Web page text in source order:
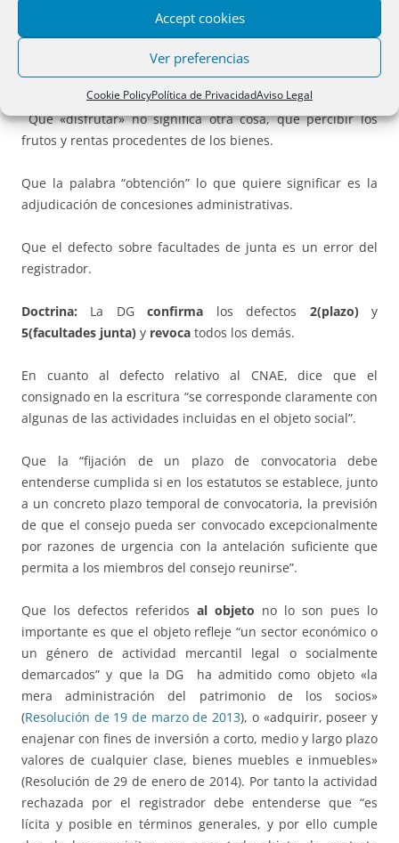
Accept cookies
Ver preferencias
Cookie PolicyPolítica de PrivacidadAviso Legal
Que si no se exige el orden del día para la convocatoria del
consejo, tampoco debe exigirse un plazo entre la
convocatoria y la celebración del consejo.
Que «disfrutar» no significa otra cosa, que percibir los
frutos y rentas procedentes de los bienes.
Que la palabra “obtención” lo que quiere significar es la
adjudicación de concesiones administrativas.
Que el defecto sobre facultades de junta es un error del
registrador.
Doctrina: La DGconfirma los defectos 2(plazo)y
5(facultades junta) y revoca todos los demás.
En cuanto al defecto relativo al CNAE, dice que el
consignado en la escritura “se corresponde claramente con
algunas de las actividades incluidas en el objeto social”.
Que la “fijación de un plazo de convocatoria debe
entenderse cumplida si en los estatutos se establece, junto
a un concreto plazo temporal de convocatoria, la previsión
de que el consejo pueda ser convocado excepcionalmente
por razones de urgencia con la antelación suficiente que
permita a los miembros del consejo reunirse”.
Que los defectos referidos al objeto no lo son pues lo
importante es que el objeto refleje “un sector económico o
un género de actividad mercantil legal o socialmente
demarcados” y que la DG ha admitido como objeto «la
mera administración del patrimonio de los socios»
(Resolución de 19 de marzo de 2013), o «adquirir, poseer y
enajenar con fines de inversión a corto, medio y largo plazo
valores de cualquier clase, bienes muebles e inmuebles»
(Resolución de 29 de enero de 2014). Por tanto la actividad
rechazada por el registrador debe entenderse que “es
lícita y posible en términos generales, y por ello cumple